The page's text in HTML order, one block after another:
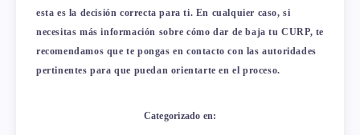
esta es la decisión correcta para ti. En cualquier caso, si
necesitas más información sobre cómo dar de baja tu CURP, te
recomendamos que te pongas en contacto con las autoridades
pertinentes para que puedan orientarte en el proceso.
Categorizado en: